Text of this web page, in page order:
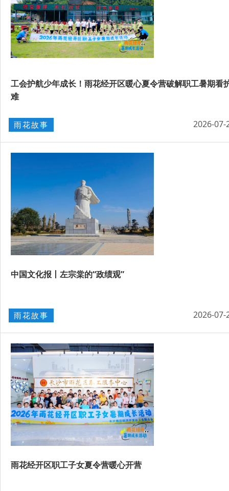
工会护航少年成长！雨花经开区暖心夏令营破解职工暑期看
难
雨花故事 2026-07-
中国文化报丨左宗棠的“政绩观”
雨花故事 2026-07-
雨花经开区职工子女夏令营暖心开营